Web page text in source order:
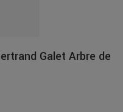
Galet Arbre de